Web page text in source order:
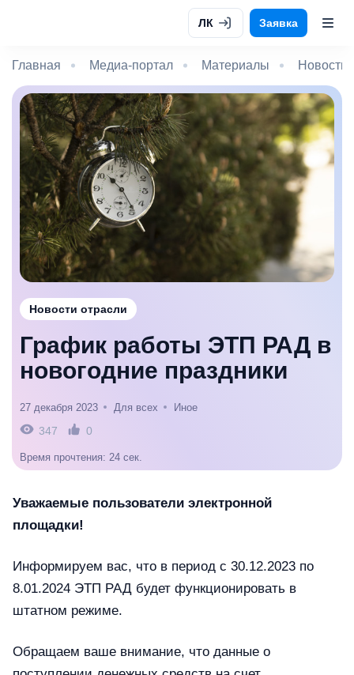
ЛК Заявка
Главная Медиа-портал Материалы Новости
Новости отрасли
График работы ЭТП РАД в
новогодние праздники
27 декабря 2023 Для всех Иное
347 0
Время прочтения: 24 сек.
Уважаемые пользователи электронной
площадки!
Информируем вас, что в период с 30.12.2023 по
8.01.2024 ЭТП РАД будет функционировать в
штатном режиме.
Обращаем ваше внимание, что данные о